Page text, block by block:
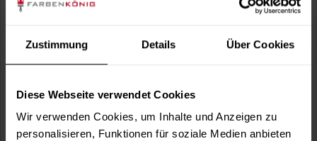
Zustimmung Details Über Cookies
Diese Webseite verwendet Cookies
Wir verwenden Cookies, um Inhalte und Anzeigen zu
personalisieren, Funktionen für soziale Medien anbieten
Widerrufsformular